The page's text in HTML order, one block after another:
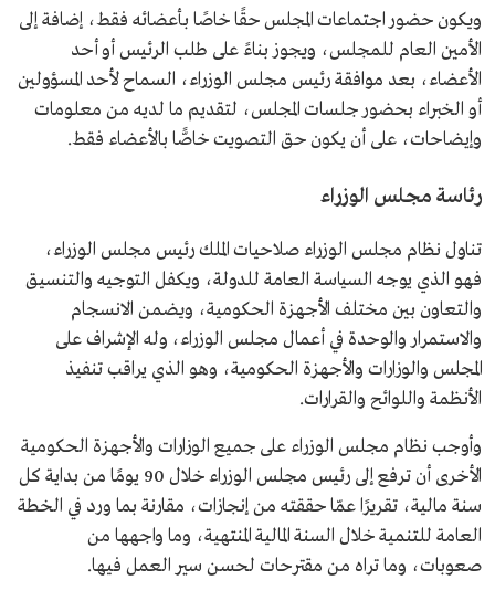
ويكون حضور اجتماعات المجلس حقًا خاصًا بأعضائه فقط، إضافة إلى
الأمين العام للمجلس، ويجوز بناءً على طلب الرئيس أو أحد
الأعضاء، بعد موافقة رئيس مجلس الوزراء، السماح لأحد المسؤولين
أو الخبراء بحضور جلسات المجلس، لتقديم ما لديه من معلومات
وإيضاحات، على أن يكون حق التصويت خاصًّا بالأعضاء فقط.
رئاسة مجلس الوزراء
تناول نظام مجلس الوزراء صلاحيات الملك رئيس مجلس الوزراء،
فهو الذي يوجه السياسة العامة للدولة، ويكفل التوجيه والتنسيق
والتعاون بين مختلف الأجهزة الحكومية، ويضمن الانسجام
والاستمرار والوحدة في أعمال مجلس الوزراء، وله الإشراف على
المجلس والوزارات والأجهزة الحكومية، وهو الذي يراقب تنفيذ
الأنظمة واللوائح والقرارات.
وأوجب نظام مجلس الوزراء على جميع الوزارات والأجهزة الحكومية
الأخرى أن ترفع إلى رئيس مجلس الوزراء خلال 90 يومًا من بداية كل
سنة مالية، تقريرًا عمّا حققته من إنجازات، مقارنة بما ورد في الخطة
العامة للتنمية خلال السنة المالية المنتهية، وما واجهها من
صعوبات، وما تراه من مقترحات لحسن سير العمل فيها.